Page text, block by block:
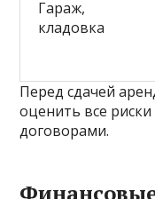
Гараж,
кладовка
Перед сдачей
оценить все
договорами.